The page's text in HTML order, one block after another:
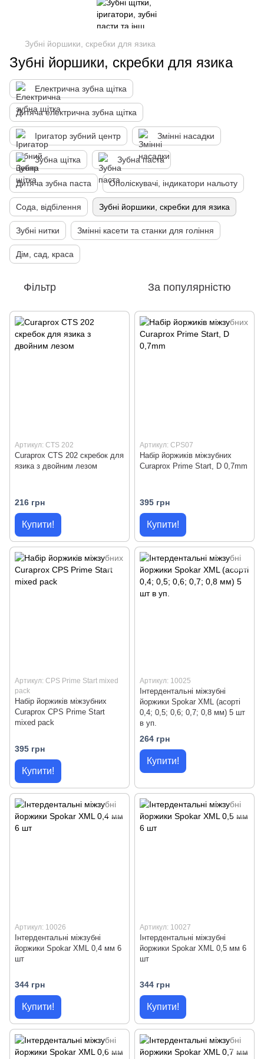
Зубні йоршики, скребки для язика
Зубні йоршики, скребки для язика
Електрична зубна щітка
Дитяча електрична зубна щітка
Іригатор зубний центр Змінні насадки
Зубна щітка Зубна паста
Дитяча зубна паста Ополіскувачі, індикатори нальоту
Сода, відбілення Зубні йоршики, скребки для язика
Зубні нитки Змінні касети та станки для гоління
Дім, сад, краса
Фільтр За популярністю
Артикул: CTS 202
Curaprox CTS 202 скребок для
язика з двойним лезом
216 грн
Купити!
Артикул: CPS07
Набір йоржиків міжзубних
Curaprox Prime Start, D 0,7mm
395 грн
Купити!
Артикул: CPS Prime Start mixed
pack
Набір йоржиків міжзубних
Curaprox CPS Prime Start
mixed pack
395 грн
Купити!
Артикул: 10025
Інтердентальні міжзубні
йоржики Spokar ХМL (асорті
0,4; 0,5; 0,6; 0,7; 0,8 мм) 5 шт
в уп.
264 грн
Купити!
Артикул: 10026
Інтердентальні міжзубні
йоржики Spokar XML 0,4 мм 6
шт
344 грн
Купити!
Артикул: 10027
Інтердентальні міжзубні
йоржики Spokar XML 0,5 мм 6
шт
344 грн
Купити!